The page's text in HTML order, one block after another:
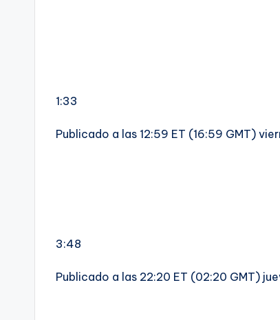
1:33
Publicado a las 12:59 ET (16:59 GMT)
3:48
Publicado a las 22:20 ET (02:20 GMT)